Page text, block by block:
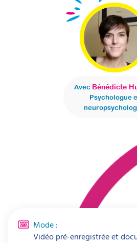
Avec Bénédicte
Psychologue
Mode :
Vidéo pré-enregistrée et